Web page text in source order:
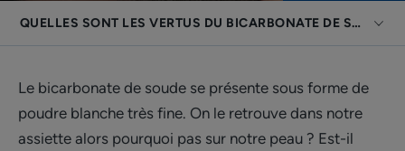
QUELLES SONT LES VERTUS DU BICARBONATE DE SOUDE ?
Le bicarbonate de soude se présente sous forme de
poudre blanche très fine. On le retrouve dans notre
assiette alors pourquoi pas sur notre peau ? Est-il